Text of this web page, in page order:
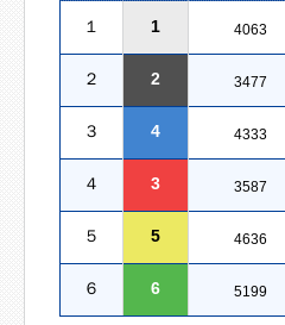
１ 1 4063
２ 2 3477
３ 4 4333
４ 3 3587
５ 5 4636
６ 6 5199